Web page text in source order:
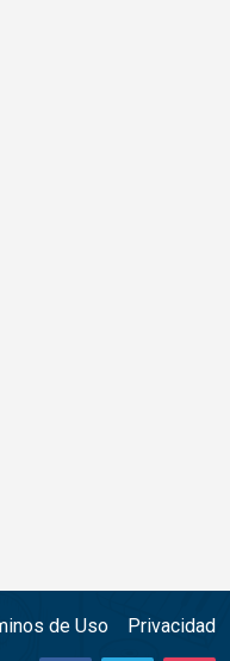
de Uso Privacidad